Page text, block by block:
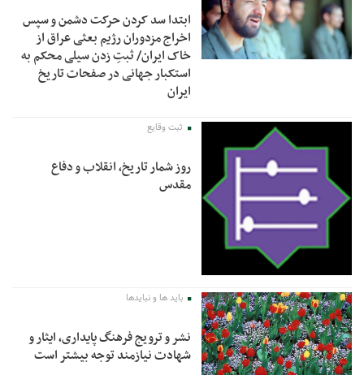
ابتدا سد کردن حرکت دشمن و سپس
اخراج مزدوران رژیم بعثی عراق از
خاک ایران/ ثبتِ زدن سیلی محکم به
استکبار جهانی در صفحات تاریخ
ایران
ثبت وقایع
روز شمار تاریخ، انقلاب و دفاع
مقدس
باید ها و نبایدها
نشر و ترویج فرهنگ پایداری، ایثار و
شهادت نیازمند توجه بیشتر است